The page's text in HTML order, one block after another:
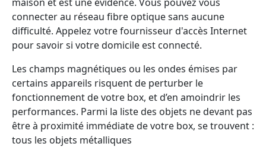
connecter au réseau fibre optique sans aucune
difficulté. Appelez votre fournisseur d'accès Internet
pour savoir si votre domicile est connecté.
Les champs magnétiques ou les ondes émises par
certains appareils risquent de perturber le
fonctionnement de votre box, et d’en amoindrir les
performances. Parmi la liste des objets ne devant pas
être à proximité immédiate de votre box, se trouvent :
tous les objets métalliques